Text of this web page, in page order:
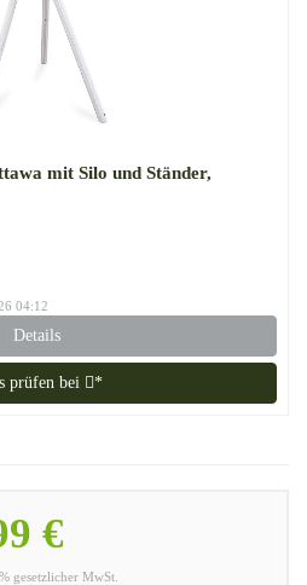
mit Silo und Ständer,
04:12
Details
prüfen bei *
€
gesetzlicher MwSt.